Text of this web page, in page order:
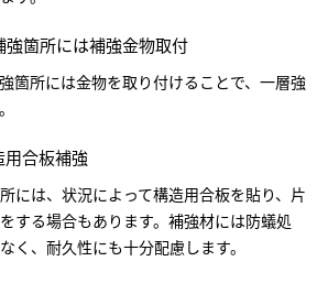
強箇所には補強金物取付
箇所には金物を取り付けることで、一層強
用合板補強
には、状況によって構造用合板を貼り、片
する場合もあります。補強材には防蟻処
く、耐久性にも十分配慮します。